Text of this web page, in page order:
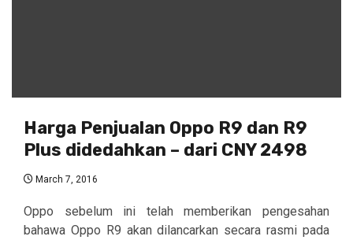
Harga Penjualan Oppo R9 dan R9
Plus didedahkan – dari CNY 2498
March 7, 2016
Oppo sebelum ini telah memberikan pengesahan
bahawa Oppo R9 akan dilancarkan secara rasmi pada